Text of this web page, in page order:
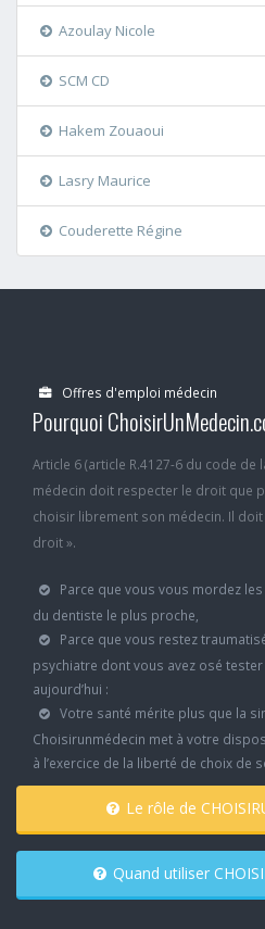
Azoulay Nicole
SCM CD
Hakem Zouaoui
Lasry Maurice
Couderette Régine
Offres d'emploi médecin
Pourquoi
Article 6 (article R.4127-6 du code de
médecin doit respecter le droit que
choisir librement son médecin. Il
droit ».
Parce que vous vous mordez
du dentiste le plus proche,
Parce que vous restez
psychiatre dont vous avez osé
aujourd’hui :
Votre santé mérite plus que la
Choisirunmédecin met à votre
à l’exercice de la liberté de choix de
Le rôle de
Quand